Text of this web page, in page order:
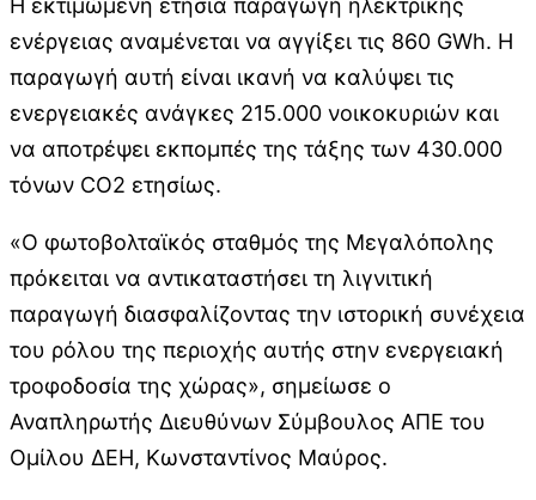
Η εκτιμώμενη ετήσια παραγωγή ηλεκτρικής
ενέργειας αναμένεται να αγγίξει τις 860 GWh. Η
παραγωγή αυτή είναι ικανή να καλύψει τις
ενεργειακές ανάγκες 215.000 νοικοκυριών και
να αποτρέψει εκπομπές της τάξης των 430.000
τόνων CO2 ετησίως.
«Ο φωτοβολταϊκός σταθμός της Μεγαλόπολης
πρόκειται να αντικαταστήσει τη λιγνιτική
παραγωγή διασφαλίζοντας την ιστορική συνέχεια
του ρόλου της περιοχής αυτής στην ενεργειακή
τροφοδοσία της χώρας», σημείωσε ο
Αναπληρωτής Διευθύνων Σύμβουλος ΑΠΕ του
Ομίλου ΔΕΗ, Κωνσταντίνος Μαύρος.